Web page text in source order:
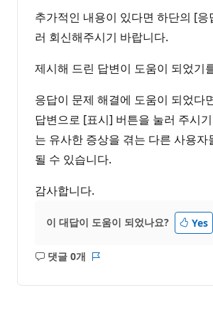
추가적인 내용이 있다면 하단의 [응
러 회신해주시기 바랍니다.
제시해 드린 답변이 도움이 되었기
응답이 문제 해결에 도움이 되었다
답변으로 [표시] 버튼을 눌러 주시
는 유사한 증상을 겪는 다른 사용자
될 수 있습니다.
감사합니다.
이 대답이 도움이 되었나요? Yes
댓글 0개
설